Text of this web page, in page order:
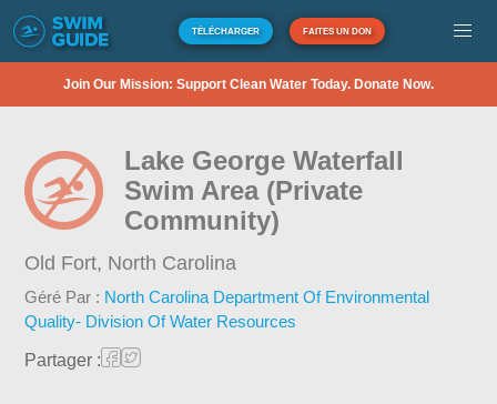
TÉLÉCHARGER FAITES UN DON
Join Our Mission: Support Clean Water Today. Donate Now.
Lake George Waterfall
Swim Area (Private
Community)
Old Fort, North Carolina
Géré Par : North Carolina Department Of Environmental
Quality- Division Of Water Resources
Partager :